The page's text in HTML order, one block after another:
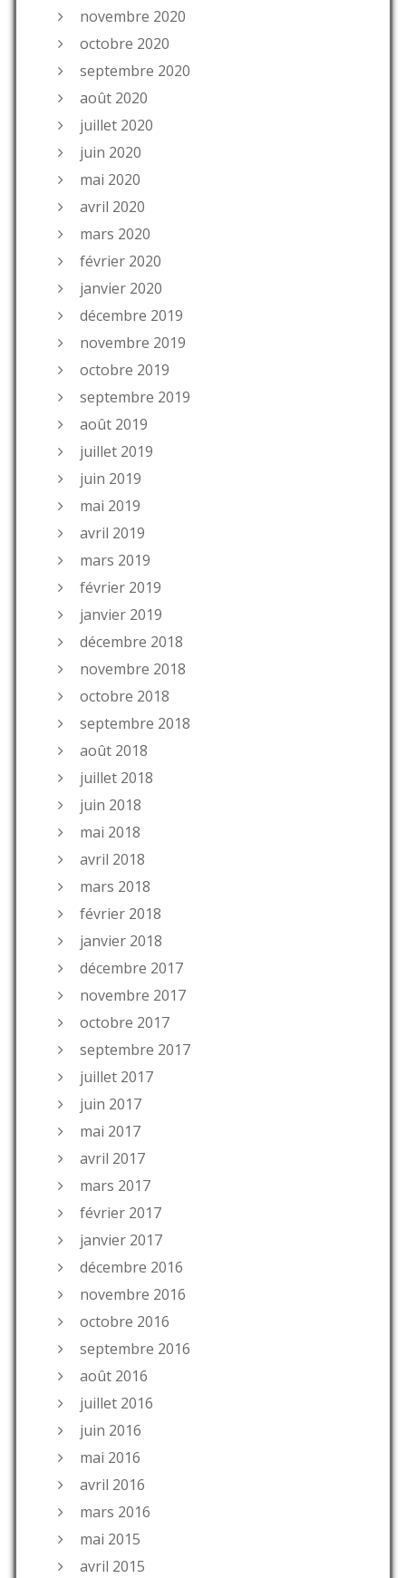
novembre 2020
octobre 2020
septembre 2020
août 2020
juillet 2020
juin 2020
mai 2020
avril 2020
mars 2020
février 2020
janvier 2020
décembre 2019
novembre 2019
octobre 2019
septembre 2019
août 2019
juillet 2019
juin 2019
mai 2019
avril 2019
mars 2019
février 2019
janvier 2019
décembre 2018
novembre 2018
octobre 2018
septembre 2018
août 2018
juillet 2018
juin 2018
mai 2018
avril 2018
mars 2018
février 2018
janvier 2018
décembre 2017
novembre 2017
octobre 2017
septembre 2017
juillet 2017
juin 2017
mai 2017
avril 2017
mars 2017
février 2017
janvier 2017
décembre 2016
novembre 2016
octobre 2016
septembre 2016
août 2016
juillet 2016
juin 2016
mai 2016
avril 2016
mars 2016
mai 2015
avril 2015